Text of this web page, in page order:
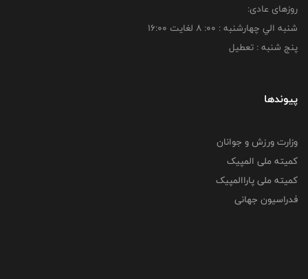
روزهای عادی:
شنبه الي چهارشنبه : 00: 8 لغايت 16:00
پنج شنبه : تعطیل
پیوندها
وزارت ورزش و جوانان
کمیته ملی المپیک
کمیته ملی پاراالمپیک
فدراسیون جهانی